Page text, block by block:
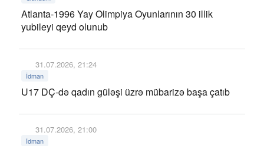
Atlanta-1996 Yay Olimpiya Oyunlarının 30 illik
yubileyi qeyd olunub
31.07.2026, 21:24
İdman
U17 DÇ-də qadın güləşi üzrə mübarizə başa çatıb
31.07.2026, 21:00
İdman